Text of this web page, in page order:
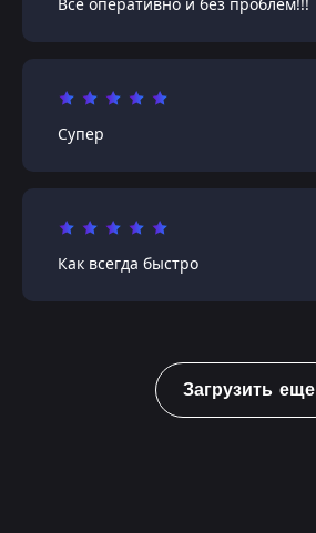
Супер
Как всегда быстро
Загрузить еще